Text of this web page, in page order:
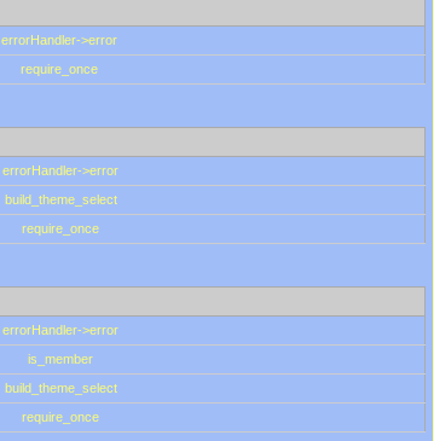
errorHandler->error
require_once
errorHandler->error
build_theme_select
require_once
errorHandler->error
is_member
build_theme_select
require_once